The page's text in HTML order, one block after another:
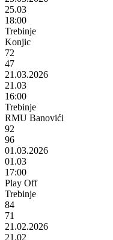
25.03
18:00
Trebinje
Konjic
72
47
21.03.2026
21.03
16:00
Trebinje
RMU Banovići
92
96
01.03.2026
01.03
17:00
Play Off
Trebinje
84
71
21.02.2026
21.02